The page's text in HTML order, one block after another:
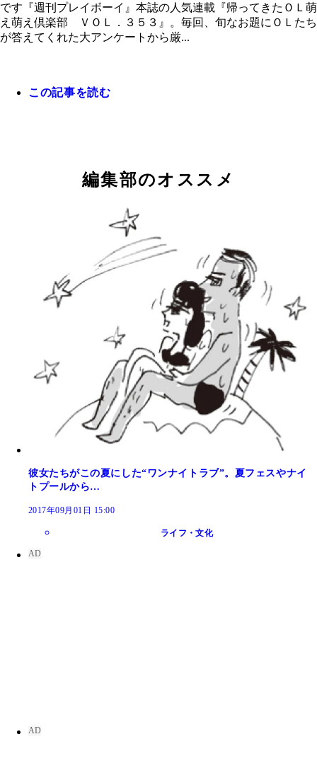
教科書どおりの責め方をしてくる人に…。 ※写
メージです
です『週刊プレイボーイ』本誌の人気連載『帰ってきたＯＬ萌
え萌え倶楽部 ＶＯＬ．３５３』。毎回、旬なお題にＯＬたち
が答えてくれた大アンケートから厳...
この記事を読む
編集部のオススメ
彼女たちがこの夏にした“ワンナイトラブ”。夏フェスやナイ
トプールから…
2017年09月01日 15:00
ライフ・文化